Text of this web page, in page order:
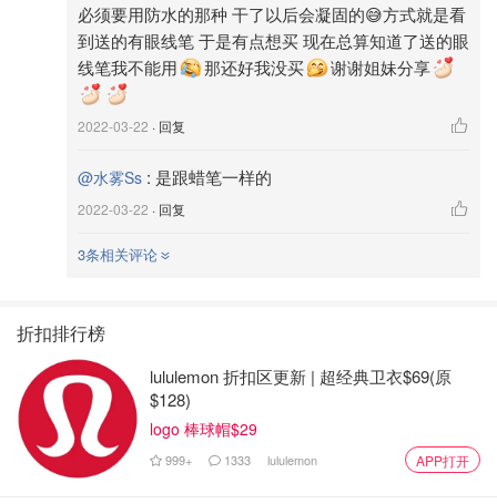
必须要用防水的那种 干了以后会凝固的😅方式就是看
到送的有眼线笔 于是有点想买 现在总算知道了送的眼
线笔我不能用
那还好我没买 谢谢姐妹分享
2022-03-22 · 回复
@水雾Ss : 是跟蜡笔一样的
2022-03-22 · 回复
3条相关评论
折扣排行榜
lululemon 折扣区更新 | 超经典卫衣$69(原
$128)
logo 棒球帽$29
999+ 1333 lululemon APP打开